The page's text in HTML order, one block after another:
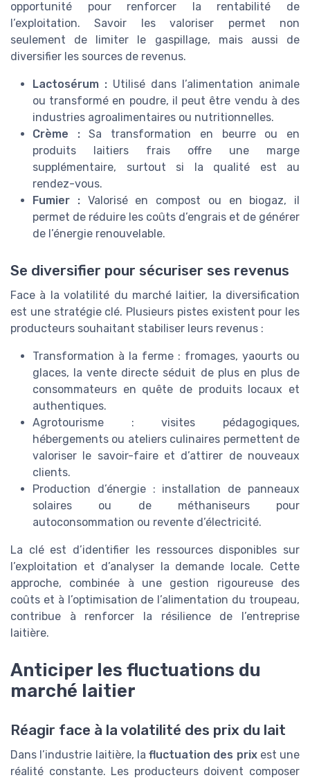
opportunité pour renforcer la rentabilité de
l’exploitation. Savoir les valoriser permet non
seulement de limiter le gaspillage, mais aussi de
diversifier les sources de revenus.
Lactosérum : Utilisé dans l’alimentation animale
ou transformé en poudre, il peut être vendu à des
industries agroalimentaires ou nutritionnelles.
Crème :Sa transformation en beurre ou en
produits laitiers frais offre une marge
supplémentaire, surtout si la qualité est au
rendez-vous.
Fumier :Valorisé en compost ou en biogaz, il
permet de réduire les coûts d’engrais et de générer
de l’énergie renouvelable.
Se diversifier pour sécuriser ses revenus
Face à la volatilité du marché laitier, la diversification
est une stratégie clé. Plusieurs pistes existent pour les
producteurs souhaitant stabiliser leurs revenus :
Transformation à la ferme : fromages, yaourts ou
glaces, la vente directe séduit de plus en plus de
consommateurs en quête de produits locaux et
authentiques.
Agrotourisme : visites pédagogiques,
hébergements ou ateliers culinaires permettent de
valoriser le savoir-faire et d’attirer de nouveaux
clients.
Production d’énergie : installation de panneaux
solaires ou de méthaniseurs pour
autoconsommation ou revente d’électricité.
La clé est d’identifier les ressources disponibles sur
l’exploitation et d’analyser la demande locale. Cette
approche, combinée à une gestion rigoureuse des
coûts et à l’optimisation de l’alimentation du troupeau,
contribue à renforcer la résilience de l’entreprise
laitière.
Anticiper les fluctuations du
marché laitier
Réagir face à la volatilité des prix du lait
Dans l’industrie laitière, la fluctuation des prixest une
réalité constante. Les producteurs doivent composer